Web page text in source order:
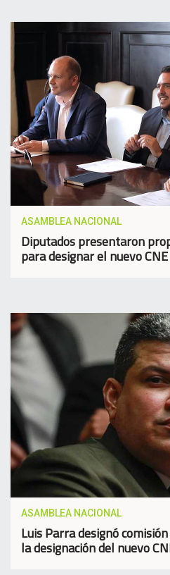
ASAMBLEA NACIONAL
Diputados presentaron
para designar el nuevo CNE
ASAMBLEA NACIONAL
Luis Parra designó
la designación del nuevo